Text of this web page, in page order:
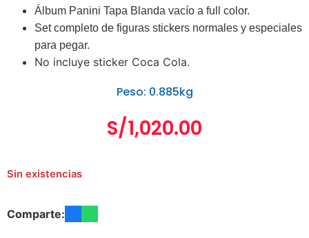
Álbum Panini Tapa Blanda vacío a full color.
Set completo de figuras stickers normales y especiales
para pegar.
No incluye sticker Coca Cola.
Peso: 0.885kg
S/1,020.00
Sin existencias
Comparte: